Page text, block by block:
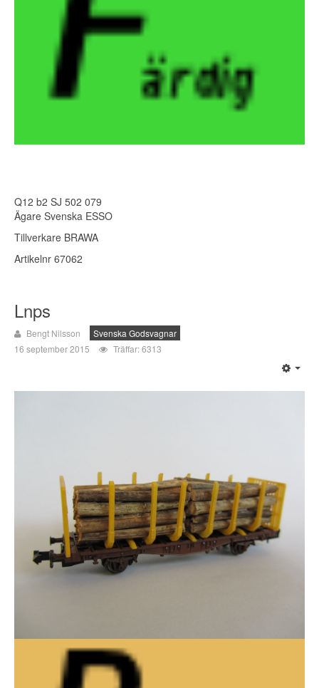
Q12 b2 SJ 502 079
Ägare Svenska ESSO
Tillverkare BRAWA
Artikelnr 67062
Lnps
Bengt Nilsson
Svenska Godsvagnar
16 september 2015
Träffar: 6313